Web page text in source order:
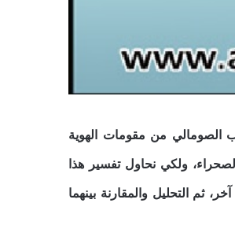
الصومالي من مقومات الهوية
ولكي نحاول تفسير هذا
ثم التحليل والمقارنة بينهما